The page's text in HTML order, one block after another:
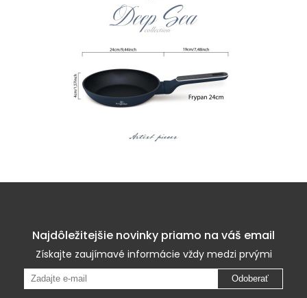
Najdôležitejšie novinky priamo na váš email
Získajte zaujímavé informácie vždy medzi prvými
Odoberať